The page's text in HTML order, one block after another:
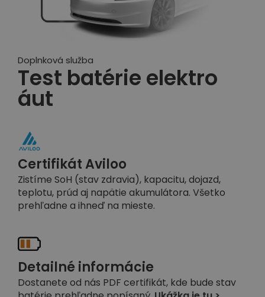
Doplnková služba
Test batérie elektro
áut
Certifikát Aviloo
Zistíme SoH (stav zdravia), kapacitu, dojazd,
teplotu, prúd aj napätie akumulátora. Všetko
prehľadne a ihneď na mieste.
Detailné informácie
Dostanete od nás PDF certifikát, kde bude stav